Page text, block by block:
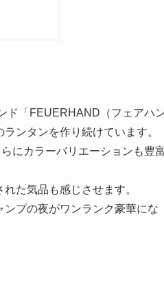
ド「FEUERHAND（フェアハ
ンタンを作り続けています。
にカラーバリエーションも豊
た気品も感じさせます。
プの夜がワンランク豪華にな